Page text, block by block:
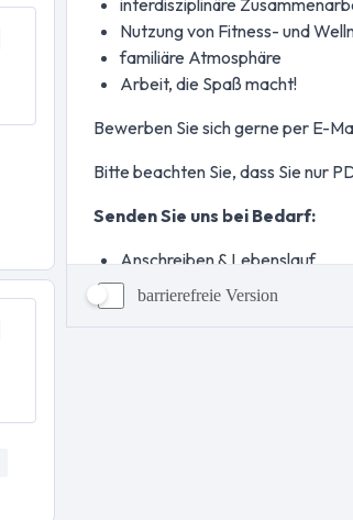
barrierefreie Version